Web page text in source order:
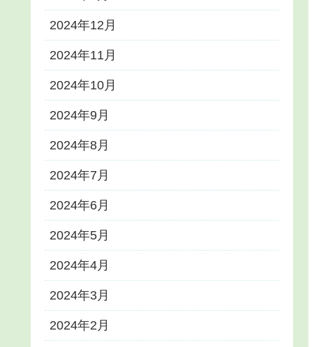
2024年12月
2024年11月
2024年10月
2024年9月
2024年8月
2024年7月
2024年6月
2024年5月
2024年4月
2024年3月
2024年2月